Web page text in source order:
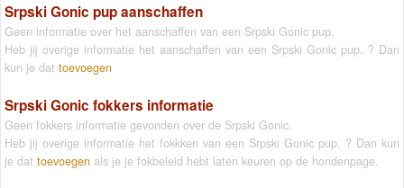
Srpski Gonic pup aanschaffen
Geen informatie over het aanschaffen van een Srpski Gonic pup.
Heb jij overige informatie het aanschaffen van een Srpski Gonic pup. ? Dan
kun je dat toevoegen
Srpski Gonic fokkers informatie
Geen fokkers informatie gevonden over de Srpski Gonic.
Heb jij overige informatie het fokkken van een Srpski Gonic pup. ? Dan kun
je dat toevoegen als je je fokbeleid hebt laten keuren op de hondenpage.